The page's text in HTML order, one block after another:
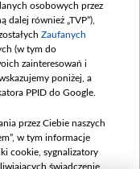
osobowych przez
dalej również „TVP”),
Zaufanych
(w tym do
zainteresowań i
poniżej, a
PPID do Google.
przez Ciebie naszych
w tym informacje
cookie, sygnalizatory
świadczenie